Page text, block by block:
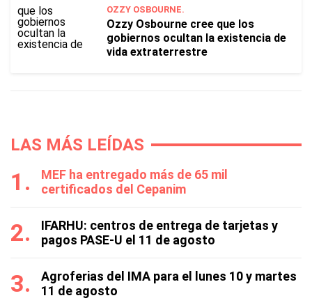
OZZY OSBOURNE.
Ozzy Osbourne cree que los
gobiernos ocultan la existencia de
vida extraterrestre
LAS MÁS LEÍDAS
MEF ha entregado más de 65 mil
certificados del Cepanim
IFARHU: centros de entrega de tarjetas y
pagos PASE-U el 11 de agosto
Agroferias del IMA para el lunes 10 y martes
11 de agosto